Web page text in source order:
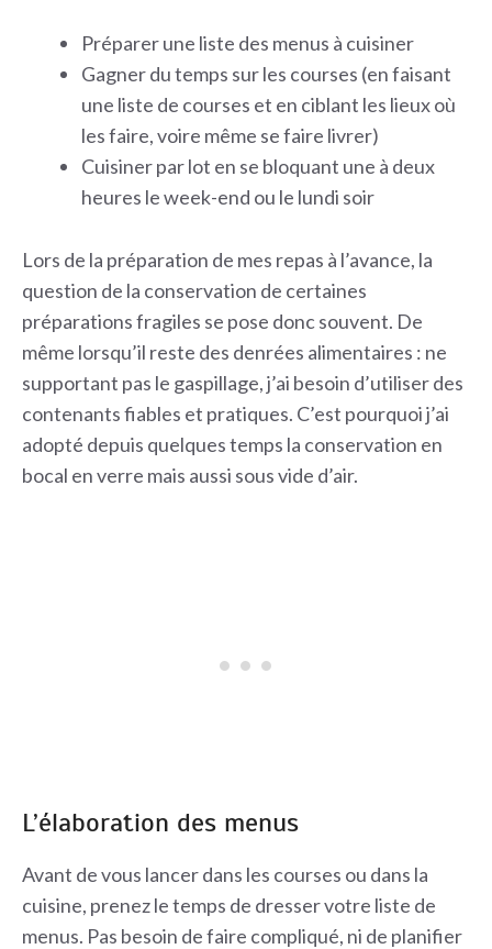
Préparer une liste des menus à cuisiner
Gagner du temps sur les courses (en faisant
une liste de courses et en ciblant les lieux où
les faire, voire même se faire livrer)
Cuisiner par lot en se bloquant une à deux
heures le week-end ou le lundi soir
Lors de la préparation de mes repas à l’avance, la
question de la conservation de certaines
préparations fragiles se pose donc souvent. De
même lorsqu’il reste des denrées alimentaires : ne
supportant pas le gaspillage, j’ai besoin d’utiliser des
contenants fiables et pratiques. C’est pourquoi j’ai
adopté depuis quelques temps la conservation en
bocal en verre mais aussi sous vide d’air.
L’élaboration des menus
Avant de vous lancer dans les courses ou dans la
cuisine, prenez le temps de dresser votre liste de
menus. Pas besoin de faire compliqué, ni de planifier